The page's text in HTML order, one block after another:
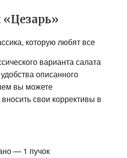
варианта салата
описанного
вы можете
свои коррективы в
— 1 пучок